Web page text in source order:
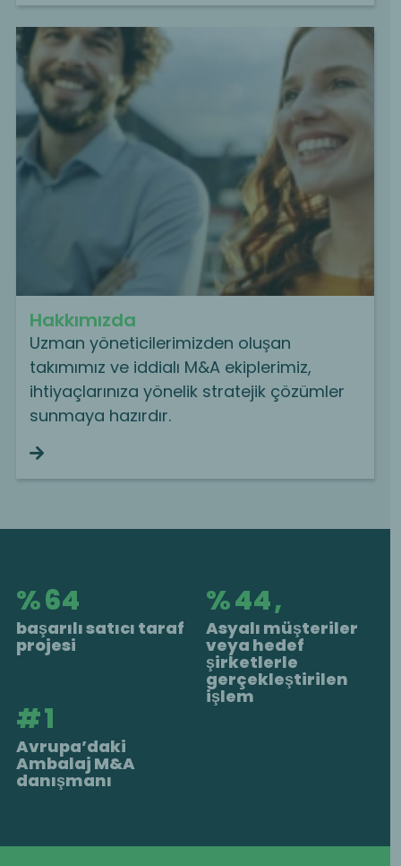
Hakkımızda
Uzman yöneticilerimizden oluşan
takımımız ve iddialı M&A ekiplerimiz,
ihtiyaçlarınıza yönelik stratejik çözümler
sunmaya hazırdır.
%65
başarılı satıcı taraf
projesi
%45,
Asyalı müşteriler
veya hedef
şirketlerle
gerçekleştirilen
işlem
#1
Avrupa’daki
Ambalaj M&A
danışmanı